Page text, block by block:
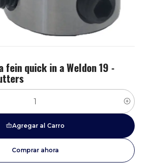
fein quick in a Weldon 19 -
Agregar al Carro
Comprar ahora